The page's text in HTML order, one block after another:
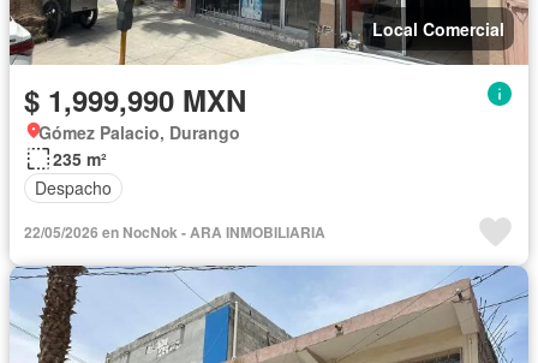
Local Comercial
$ 1,999,990 MXN
Gómez Palacio, Durango
235 m²
Despacho
22/05/2026 en NocNok - ARA INMOBILIARIA